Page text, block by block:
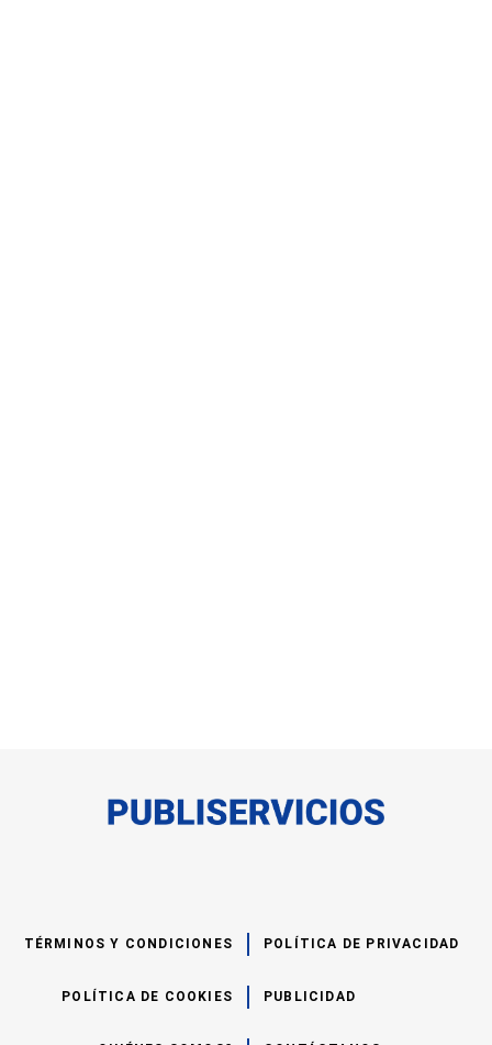
TÉRMINOS Y CONDICIONES POLÍTICA DE PRIVACIDAD
POLÍTICA DE COOKIES PUBLICIDAD